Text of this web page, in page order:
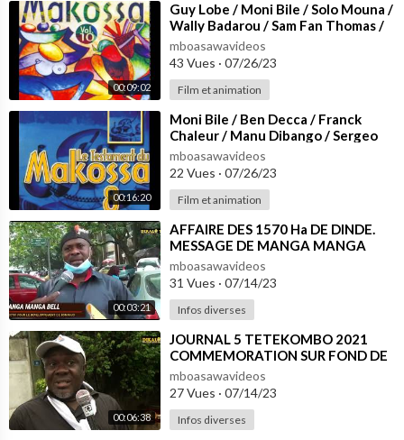
00:09:02
⁣Guy Lobe / Moni Bile / Solo Mouna /
Wally Badarou / Sam Fan Thomas /
Douleur / Ngalle Jojo / Lapiro
mboasawavideos
43 Vues · 07/26/23
Film et animation
00:16:20
⁣Moni Bile / Ben Decca / Franck
Chaleur / Manu Dibango / Sergeo
Polo / Guy Lobe - Nostalgie
mboasawavideos
22 Vues · 07/26/23
Film et animation
00:03:21
⁣AFFAIRE DES 1570 Ha DE DINDE.
MESSAGE DE MANGA MANGA
PATRICK ET ESSEBOU MANGA
FREDERIC
mboasawavideos
31 Vues · 07/14/23
Infos diverses
00:06:38
⁣JOURNAL 5 TETEKOMBO 2021
COMMEMORATION SUR FOND DE
CRISE DES 1570 Ha DE DINDE
mboasawavideos
27 Vues · 07/14/23
Infos diverses